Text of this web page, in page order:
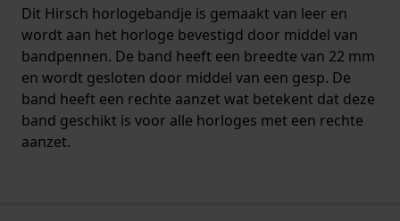
Dit Hirsch horlogebandje is gemaakt van leer en
wordt aan het horloge bevestigd door middel van
bandpennen. De band heeft een breedte van 22 mm
en wordt gesloten door middel van een gesp. De
band heeft een rechte aanzet wat betekent dat deze
band geschikt is voor alle horloges met een rechte
aanzet.